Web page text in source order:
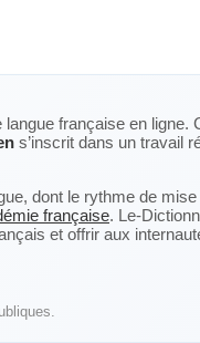
française en ligne.
s’inscrit dans un travail
dont le rythme de mise
française. Le-
et offrir aux